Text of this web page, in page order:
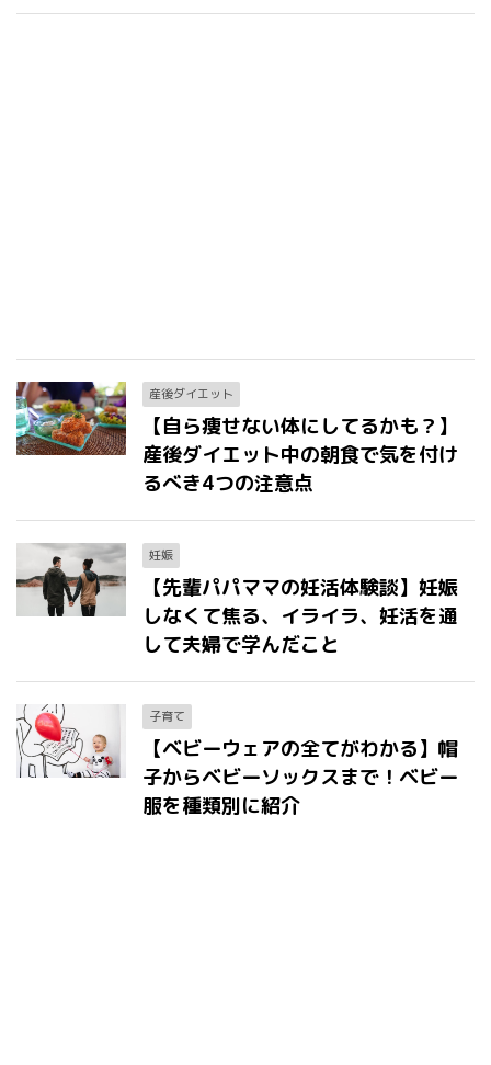
産後ダイエット
【自ら痩せない体にしてるかも？】
産後ダイエット中の朝食で気を付け
るべき4つの注意点
妊娠
【先輩パパママの妊活体験談】妊娠
しなくて焦る、イライラ、妊活を通
して夫婦で学んだこと
子育て
【ベビーウェアの全てがわかる】帽
子からベビーソックスまで！ベビー
服を種類別に紹介